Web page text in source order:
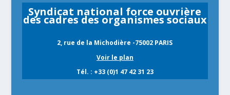
Syndicat national force ouvrière
des cadres des organismes sociaux
2, rue de la Michodière -75002 PARIS
Voir le plan
Tél. : +33 (0)1 47 42 31 23